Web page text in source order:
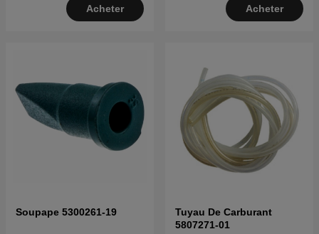
Acheter Acheter
Soupape 5300261-19
Tuyau De Carburant
5807271-01